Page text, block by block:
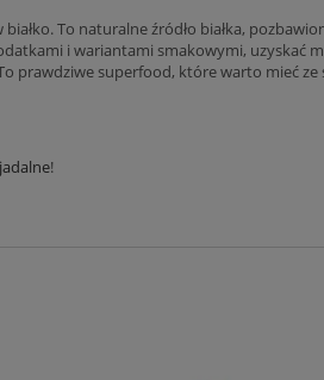
białko. To naturalne źródło białka,
i wariantami smakowymi, uzyskać
prawdziwe superfood, które warto mieć
!